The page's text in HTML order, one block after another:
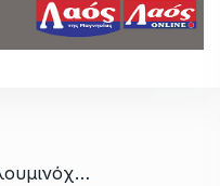
/ «Βάλε τα κοσμήματα σε αλουμινόχαρτο»: 29χρονος συνελήφθη μετά από απάτη στον Πτελεό